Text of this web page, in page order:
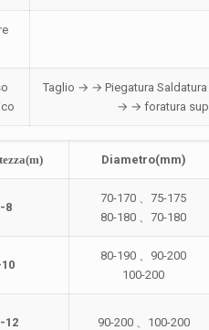
Taglio → → Piegatura
→ → foratura
Diametro(mm)
8
70-170 、75-175
80-180 、70-180
80-190 、90-200
100-200
12 90-200 、100-200